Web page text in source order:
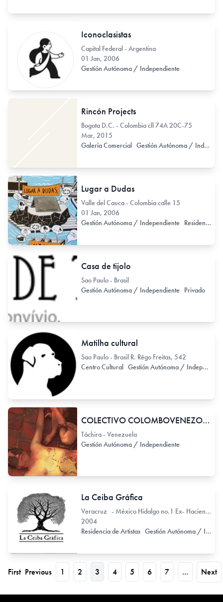
Iconoclasistas
Capital Federal - Argentina
01 Jan, 2006
Gestión Autónoma / Independiente
Rincón Projects
Bogota D.C. - Colombia cll 74A 20C-75
Mar, 2015
Galería Comercial Gestión Autónoma / Independiente
Lugar a Dudas
Valle del Cauca - Colombia calle 15
01 Jan, 2006
Gestión Autónoma / Independiente Residencia de Artistas
Casa de tijolo
Sao Paulo - Brasil
Gestión Autónoma / Independiente Privado
Matilha cultural
Sao Paulo - Brasil R. Rêgo Freitas, 542
Centro Cultural Gestión Autónoma / Independiente
COLECTIVO COLOMBOVENEZOLANO "DESLINEAOS"
Táchira - Venezuela
Gestión Autónoma / Independiente
La Ceiba Gráfica
Veracruz - México Hidalgo no.1 Ex- Hacienda La Orduña 91603
2004
Residencia de Artistas Gestión Autónoma / Independiente
First Previous 1 2 3 4 5 6 7 ... Next